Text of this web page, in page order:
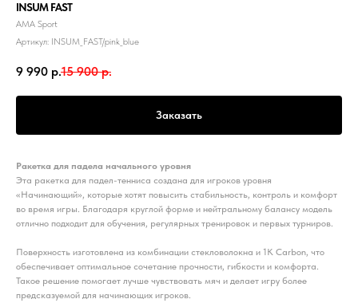
INSUM FAST
АМА Sport
Артикул: INSUM_FAST/pink_blue
9 990 р.15 900 р.
Заказать
Ракетка для падела начального уровня
Эта ракетка для падел-тенниса создана для игроков уровня
«Начинающий», которые хотят повысить стабильность, контроль и комфорт
во время игры. Благодаря круглой форме и нейтральному балансу модель
отлично подходит для обучения, регулярных тренировок и первых турниров.
Поверхность изготовлена из комбинации стекловолокна и 1К Carbon, что
обеспечивает оптимальное сочетание прочности, гибкости и комфорта.
Такое решение помогает лучше чувствовать мяч и делает игру более
предсказуемой для начинающих игроков.